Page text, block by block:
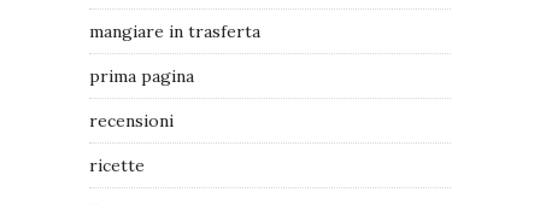
mangiare in trasferta
prima pagina
recensioni
ricette